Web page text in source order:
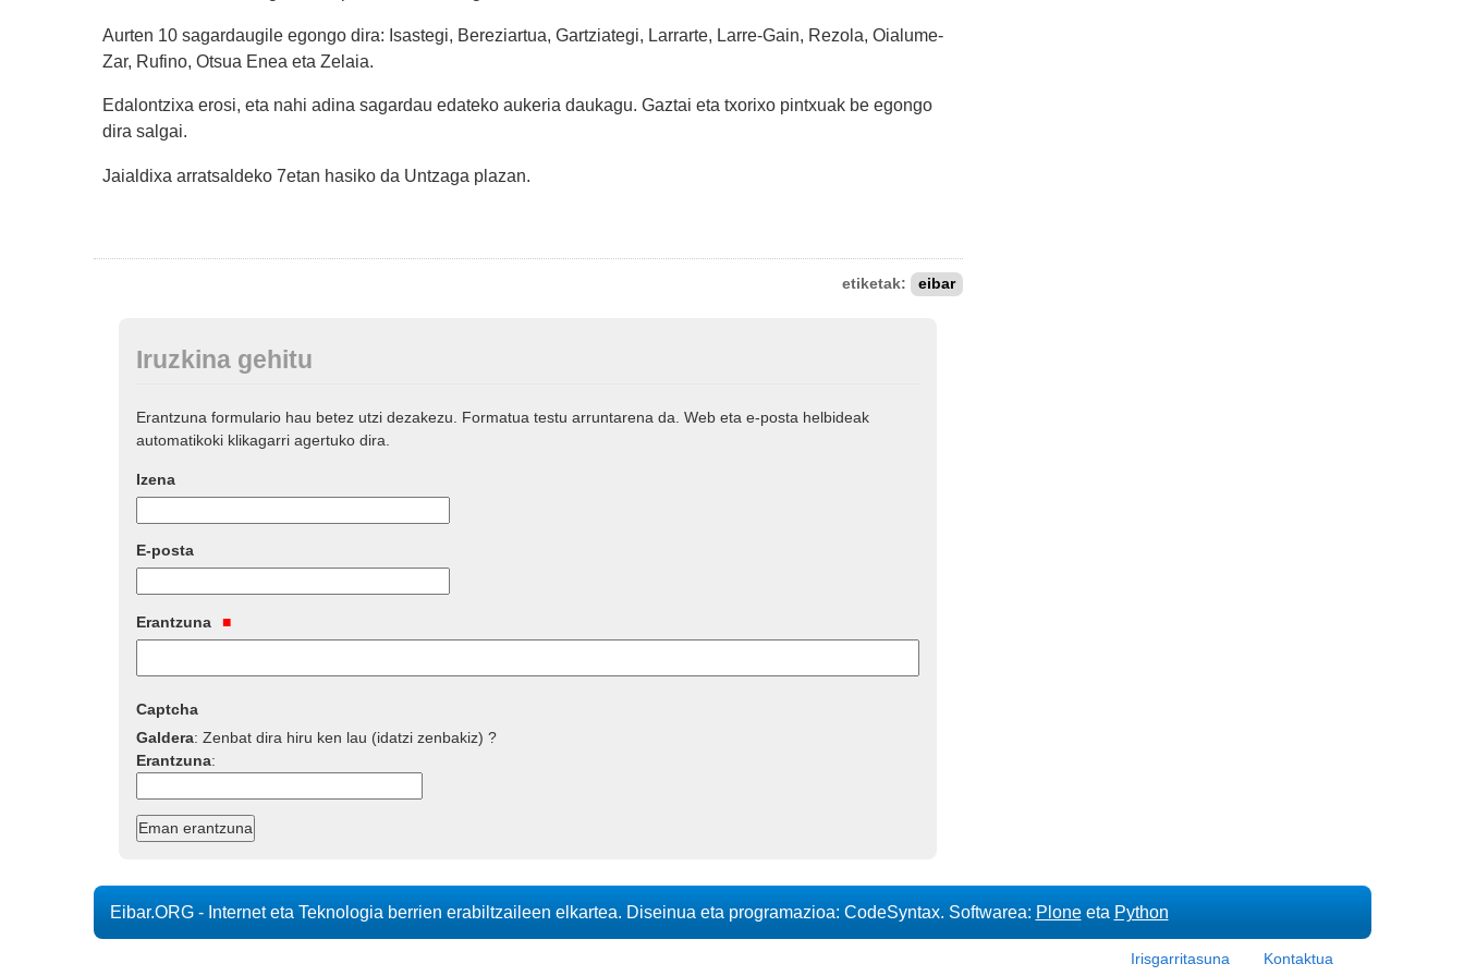
Aurten 10 sagardaugile egongo dira: Isastegi, Bereziartua, Gartziategi, Larrarte, Larre-Gain, Rezola, Oialume-
Zar, Rufino, Otsua Enea eta Zelaia.
Edalontzixa erosi, eta nahi adina sagardau edateko aukeria daukagu. Gaztai eta txorixo pintxuak be egongo
dira salgai.
Jaialdixa arratsaldeko 7etan hasiko da Untzaga plazan.
etiketak: eibar
Iruzkina gehitu
Erantzuna formulario hau betez utzi dezakezu. Formatua testu arruntarena da. Web eta e-posta helbideak
automatikoki klikagarri agertuko dira.
Izena
E-posta
Erantzuna
Captcha
Galdera:Zenbat dira hiru ken lau (idatzi zenbakiz) ?
Erantzuna:
Eibar.ORG - Internet eta Teknologia berrien erabiltzaileen elkartea. Diseinua eta programazioa: CodeSyntax. Softwarea: Ploneeta Python
Irisgarritasuna Kontaktua